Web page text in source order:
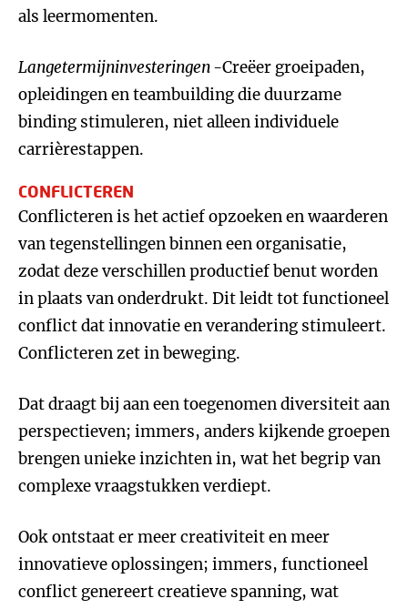
als leermomenten.
Langetermijninvesteringen -Creëer groeipaden,
opleidingen en teambuilding die duurzame
binding stimuleren, niet alleen individuele
carrièrestappen.
CONFLICTEREN
Conflicteren is het actief opzoeken en waarderen
van tegenstellingen binnen een organisatie,
zodat deze verschillen productief benut worden
in plaats van onderdrukt. Dit leidt tot functioneel
conflict dat innovatie en verandering stimuleert.
Conflicteren zet in beweging.
Dat draagt bij aan een toegenomen diversiteit aan
perspectieven; immers, anders kijkende groepen
brengen unieke inzichten in, wat het begrip van
complexe vraagstukken verdiept.
Ook ontstaat er meer creativiteit en meer
innovatieve oplossingen; immers, functioneel
conflict genereert creatieve spanning, wat